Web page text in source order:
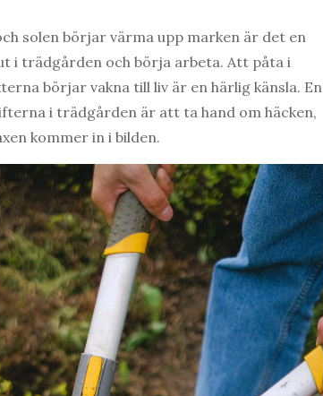
solen börjar värma upp marken är det en
i trädgården och börja arbeta. Att påta i
börjar vakna till liv är en härlig känsla. En
i trädgården är att ta hand om häcken,
kommer in i bilden.